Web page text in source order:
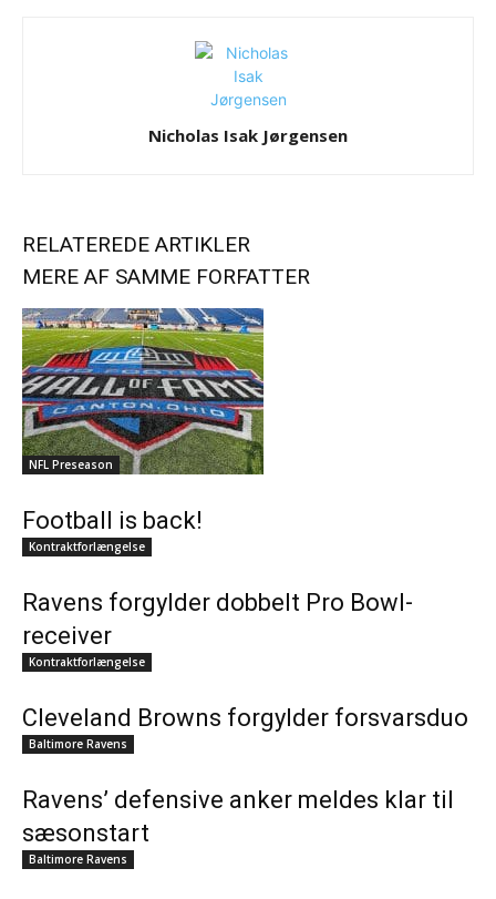
Nicholas Isak Jørgensen
RELATEREDE ARTIKLER
MERE AF SAMME FORFATTER
NFL Preseason
Football is back!
Kontraktforlængelse
Ravens forgylder dobbelt Pro Bowl-
receiver
Kontraktforlængelse
Cleveland Browns forgylder forsvarsduo
Baltimore Ravens
Ravens’ defensive anker meldes klar til
sæsonstart
Baltimore Ravens